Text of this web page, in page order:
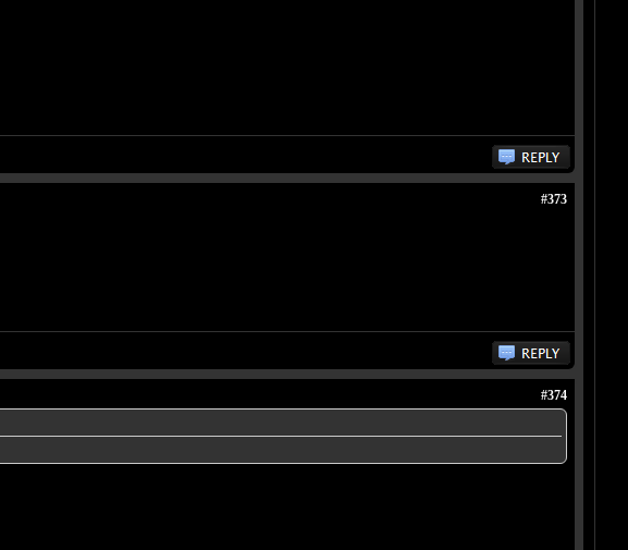
#373
#374